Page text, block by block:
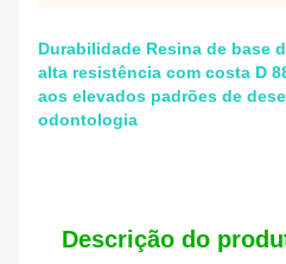
Durabilidade Resina de base
alta resistência com costa D
aos elevados padrões de
odontologia
Descrição do